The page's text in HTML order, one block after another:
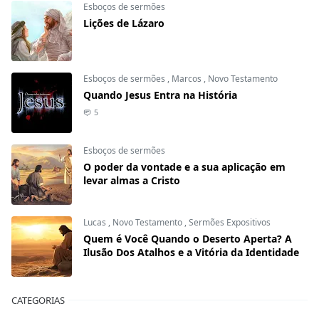
Esboços de sermões
Lições de Lázaro
Esboços de sermões , Marcos , Novo Testamento
Quando Jesus Entra na História
5
Esboços de sermões
O poder da vontade e a sua aplicação em
levar almas a Cristo
Lucas , Novo Testamento ,Sermões Expositivos
Quem é Você Quando o Deserto Aperta? A
Ilusão Dos Atalhos e a Vitória da Identidade
CATEGORIAS